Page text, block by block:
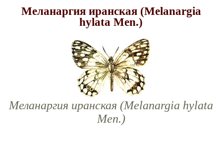
Меланаргия иранская (Melanargia
hylata Men.)
Меланаргия иранская (Melanargia hylata
Men.)